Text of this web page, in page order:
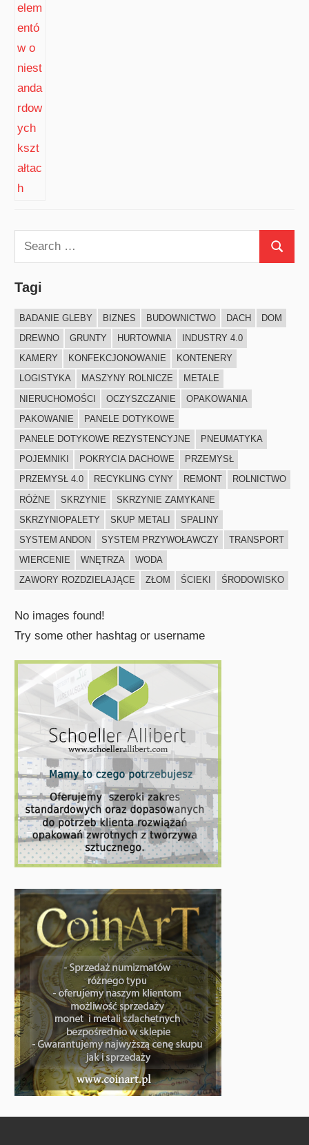
Search
for:
Search
Tagi
BADANIE GLEBY BIZNES BUDOWNICTWO DACH
DOM
DREWNO
GRUNTY HURTOWNIA
INDUSTRY 4.0
KAMERY
KONFEKCJONOWANIE
KONTENERY
LOGISTYKA
MASZYNY ROLNICZE
METALE
NIERUCHOMOŚCI
OCZYSZCZANIE
OPAKOWANIA
PAKOWANIE
PANELE DOTYKOWE
PANELE DOTYKOWE REZYSTENCYJNE
PNEUMATYKA
POJEMNIKI
POKRYCIA DACHOWE
PRZEMYSŁ
PRZEMYSŁ 4.0
RECYKLING CYNY REMONT
ROLNICTWO
RÓŻNE
SKRZYNIE
SKRZYNIE ZAMYKANE
SKRZYNIOPALETY
SKUP METALI
SPALINY
SYSTEM ANDON
SYSTEM PRZYWOŁAWCZY
TRANSPORT
WIERCENIE
WNĘTRZA
WODA
ZAWORY ROZDZIELAJĄCE
ZŁOM ŚCIEKI ŚRODOWISKO
No images found!
Try some other hashtag or username